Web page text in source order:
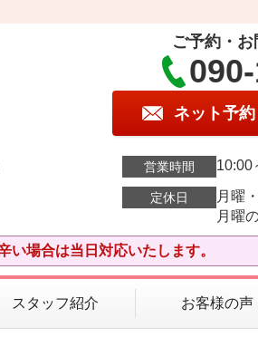
ご予約・
ネット予約
営業時間 10:00
定休日
月曜
月曜
い場合は当日対応いたします。
スタッフ紹介 お客様の声